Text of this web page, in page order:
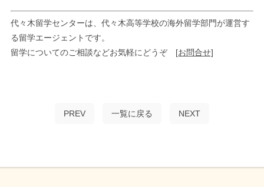
代々木留学センターは、代々木高等学校の海外留学部門が運営す
る留学エージェントです。
留学についてのご相談などお気軽にどうぞ [お問合せ]
PREV 一覧に戻る NEXT